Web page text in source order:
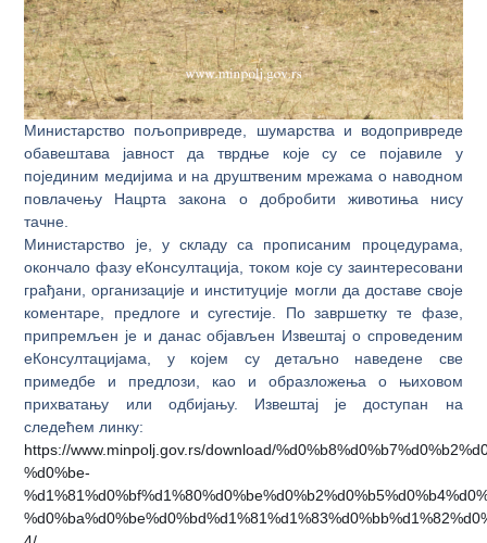
Министарство пољопривреде, шумарства и водопривреде
обавештава јавност да тврдње које су се појавиле у
појединим медијима и на друштвеним мрежама о наводном
повлачењу Нацрта закона о добробити животиња нису
тачне.
Министарство је, у складу са прописаним процедурама,
окончало фазу еКонсултација, током које су заинтересовани
грађани, организације и институције могли да доставе своје
коментаре, предлоге и сугестије. По завршетку те фазе,
припремљен је и данас објављен Извештај о спроведеним
еКонсултацијама, у којем су детаљно наведене све
примедбе и предлози, као и образложења о њиховом
прихватању или одбијању. Извештај је доступан на
следећем линку:
https://www.minpolj.gov.rs/download/
%d0%be-